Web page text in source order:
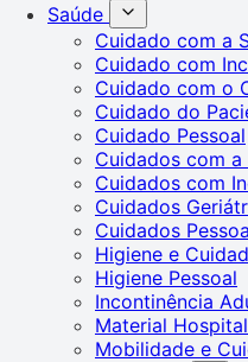
Saúde
Cuidado com a
Cuidado com
Cuidado com o
Cuidado do
Cuidado Pessoal
Cuidados com a
Cuidados com
Cuidados
Cuidados
Higiene e
Higiene Pessoal
Incontinência
Material
Mobilidade e